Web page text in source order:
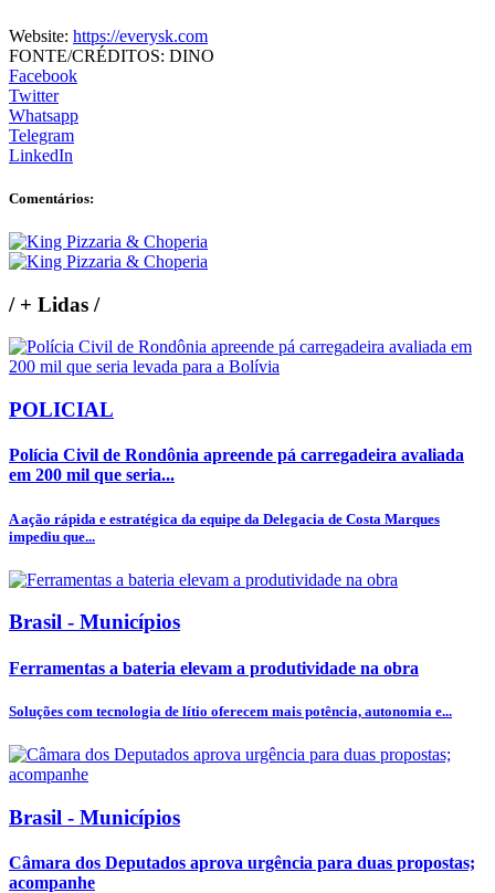
Website: https://everysk.com
FONTE/CRÉDITOS: DINO
Facebook
Twitter
Whatsapp
Telegram
LinkedIn
Comentários:
/+ Lidas /
POLICIAL
Polícia Civil de Rondônia apreende pá carregadeira avaliada
em 200 mil que seria...
A ação rápida e estratégica da equipe da Delegacia de Costa Marques
impediu que...
Brasil - Municípios
Ferramentas a bateria elevam a produtividade na obra
Soluções com tecnologia de lítio oferecem mais potência, autonomia e...
Brasil - Municípios
Câmara dos Deputados aprova urgência para duas propostas;
acompanhe